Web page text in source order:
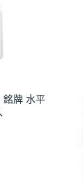
牌 水平